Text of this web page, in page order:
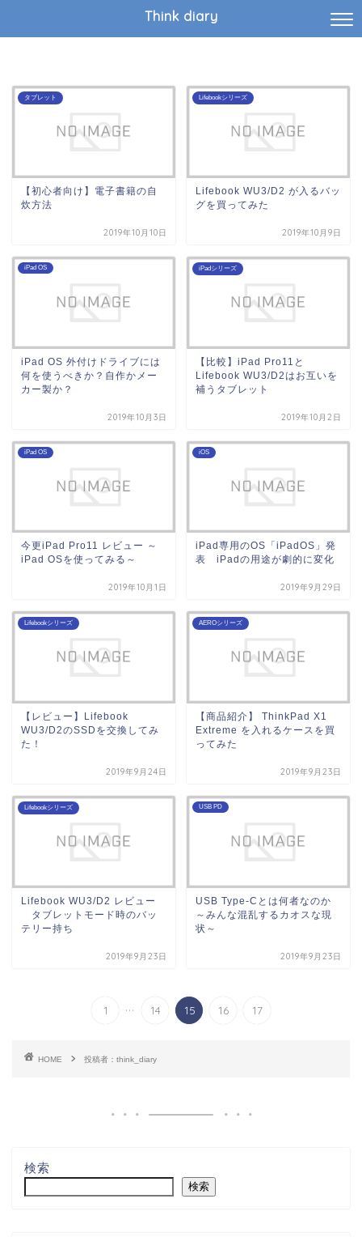
Think diary
タブレット
【初心者向け】電子書籍の自
炊方法
2019年10月10日
Lifebookシリーズ
Lifebook WU3/D2 が入るバッ
グを買ってみた
2019年10月9日
iPad OS
iPad OS 外付けドライブには
何を使うべきか？自作かメー
カー製か？
2019年10月3日
iPadシリーズ
【比較】iPad Pro11と
Lifebook WU3/D2はお互いを
補うタブレット
2019年10月2日
iPad OS
今更iPad Pro11 レビュー ～
iPad OSを使ってみる～
2019年10月1日
iOS
iPad専用のOS「iPadOS」発
表 iPadの用途が劇的に変化
2019年9月29日
Lifebookシリーズ
【レビュー】Lifebook
WU3/D2のSSDを交換してみ
た！
2019年9月24日
AEROシリーズ
【商品紹介】 ThinkPad X1
Extreme を入れるケースを買
ってみた
2019年9月23日
Lifebookシリーズ
Lifebook WU3/D2 レビュー
タブレットモード時のバッ
テリー持ち
2019年9月23日
USB PD
USB Type-Cとは何者なのか
～みんな混乱するカオスな現
状～
2019年9月23日
1 ... 14 15 16 17
HOME 投稿者：think_diary
検索
検索